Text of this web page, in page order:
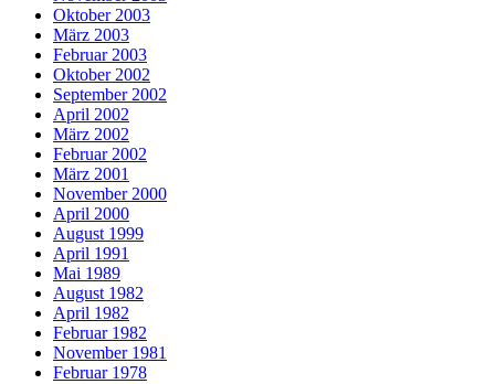
Oktober 2003
März 2003
Februar 2003
Oktober 2002
September 2002
April 2002
März 2002
Februar 2002
März 2001
November 2000
April 2000
August 1999
April 1991
Mai 1989
August 1982
April 1982
Februar 1982
November 1981
Februar 1978